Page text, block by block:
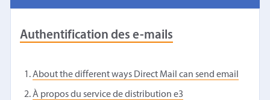
Authentification des e-mails
About the different ways Direct Mail can send email
À propos du service de distribution e3